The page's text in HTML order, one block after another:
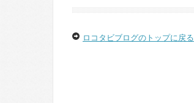
ロコタビブログのトップに戻る